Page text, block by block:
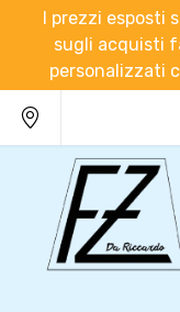
I prezzi esposti
sugli acquisti
personalizzati